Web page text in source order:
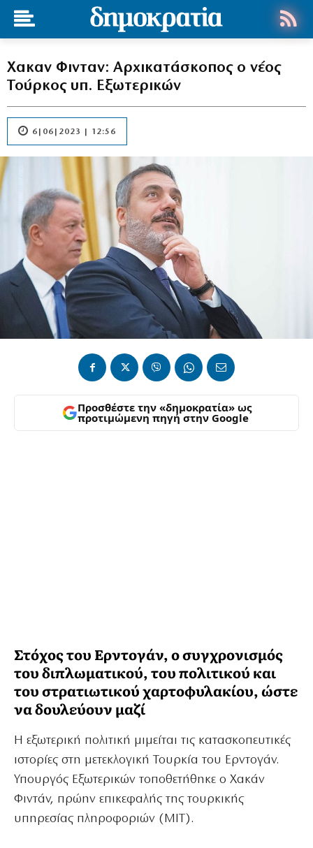
Χακαν Φινταν: Αρχικατάσκοπος ο νέος
Τούρκος υπ. Εξωτερικών
6|06|2023 | 12:56
Προσθέστε την «δημοκρατία» ως
προτιμώμενη πηγή στην Google
Στόχος του Ερντογάν, ο συγχρονισμός
του διπλωματικού, του πολιτικού και
του στρατιωτικού χαρτοφυλακίου, ώστε
να δουλεύουν μαζί
Η εξωτερική πολιτική μιμείται τις κατασκοπευτικές
ιστορίες στη μετεκλογική Τουρκία του Ερντογάν.
Υπουργός Εξωτερικών τοποθετήθηκε ο Χακάν
Φιντάν, πρώην επικεφαλής της τουρκικής
υπηρεσίας πληροφοριών (ΜΙΤ).